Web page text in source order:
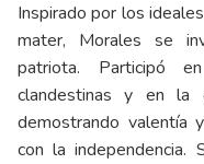
Inspirado por los
mater, Morales se
patriota. Participó
clandestinas y en la
demostrando valentía
con la independencia.